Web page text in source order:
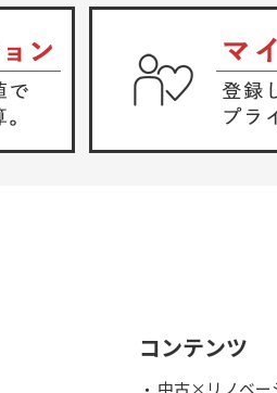
コンテンツ
中古×リノベー